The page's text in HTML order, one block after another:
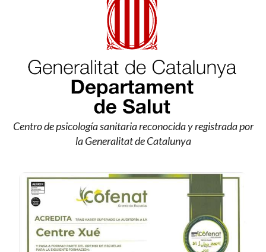
Centro de psicología sanitaria reconocida y registrada por
la Generalitat de Catalunya